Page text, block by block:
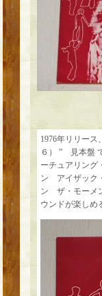
1976年リリース
６） ” 見本盤
ーチュアリング
ン アイザック
ン ザ・モーメ
ウンドが楽しめ